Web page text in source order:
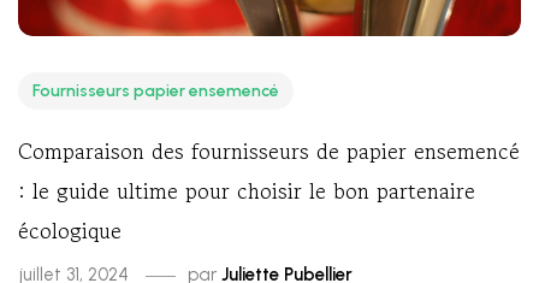
Fournisseurs papier ensemencé
Comparaison des fournisseurs de papier ensemencé
: le guide ultime pour choisir le bon partenaire
écologique
juillet 31, 2024 par Juliette Pubellier